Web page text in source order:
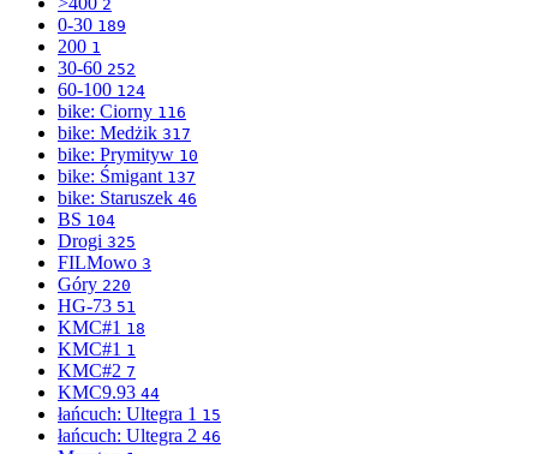
2
0-30 189
200 1
30-60 252
60-100 124
bike: Ciorny 116
bike: Medżik 317
bike: Prymityw 10
bike: Śmigant 137
bike: Staruszek 46
BS 104
Drogi 325
FILMowo 3
Góry 220
HG-73 51
KMC#1 18
KMC#1 1
KMC#2 7
KMC9.93 44
łańcuch: Ultegra 1 15
łańcuch: Ultegra 2 46